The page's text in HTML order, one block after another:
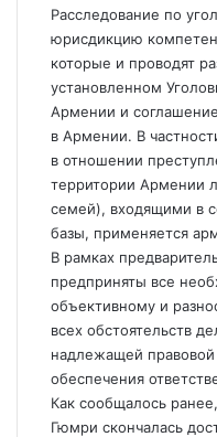
Расследование по
юрисдикцию
которые и проводят
установленном
Армении и
в Армении. В
в отношении
территории Армении
семей), входящими в
базы, применяется
В рамках
предприняты все
объективному и
всех обстоятельств
надлежащей
обеспечения
Как сообщалось
Гюмри скончалась